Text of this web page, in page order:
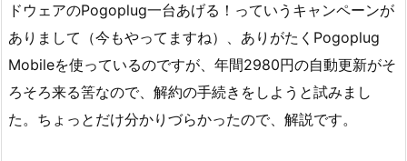
ドウェアのPogoplug一台あげる！っていうキャンペーンが
ありまして（今もやってますね）、ありがたくPogoplug
Mobileを使っているのですが、年間2980円の自動更新がそ
ろそろ来る筈なので、解約の手続きをしようと試みまし
た。ちょっとだけ分かりづらかったので、解説です。